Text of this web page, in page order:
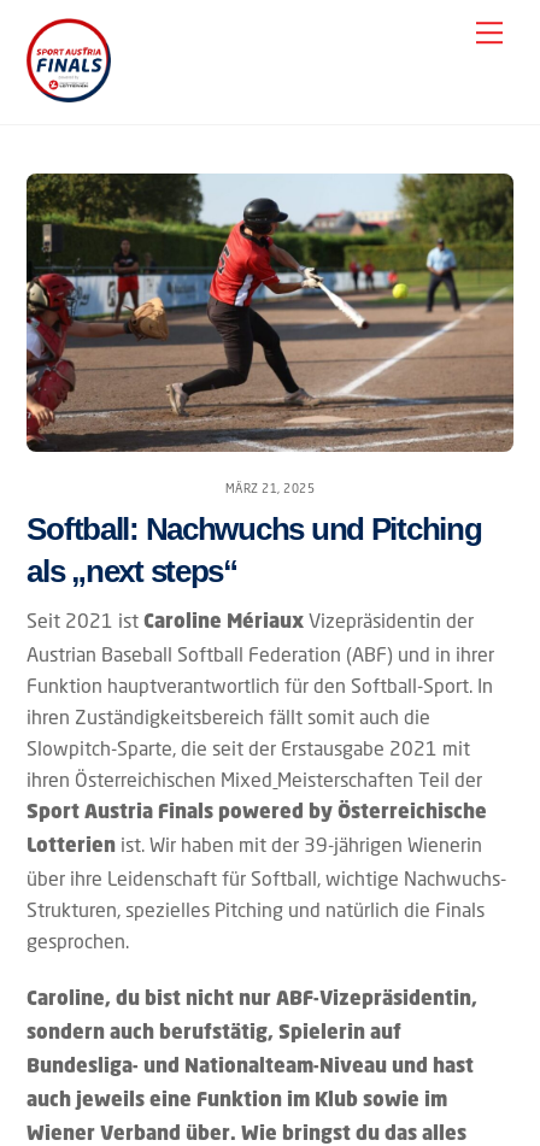
content
MÄRZ 21, 2025
Softball: Nachwuchs und Pitching
als „next steps“
Seit 2021 istCaroline Mériaux Vizepräsidentin der
Austrian Baseball Softball Federation (ABF) und in ihrer
Funktion hauptverantwortlich für den Softball-Sport. In
ihren Zuständigkeitsbereich fällt somit auch die
Slowpitch-Sparte, die seit der Erstausgabe 2021 mit
ihren Österreichischen Mixed Meisterschaften Teil der
Sport Austria Finals powered by Österreichische
Lotterien ist. Wir haben mit der 39-jährigen Wienerin
über ihre Leidenschaft für Softball, wichtige Nachwuchs-
Strukturen, spezielles Pitching und natürlich die Finals
gesprochen.
Caroline, du bist nicht nur ABF-Vizepräsidentin,
sondern auch berufstätig, Spielerin auf
Bundesliga- und Nationalteam-Niveau und hast
auch jeweils eine Funktion im Klub sowie im
Wiener Verband über. Wie bringst du das alles